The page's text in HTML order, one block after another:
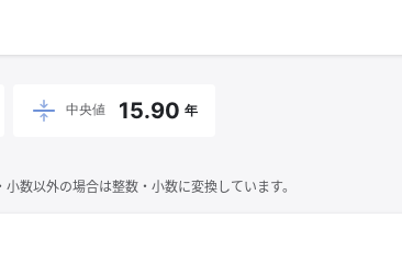
中央値 15.90 年
数以外の場合は整数・小数に変換しています。